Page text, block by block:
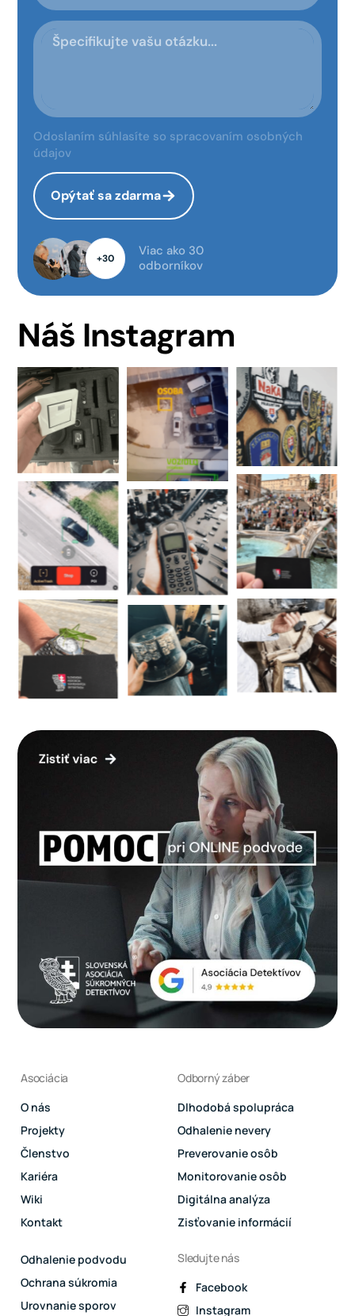
Odoslaním súhlasíte so spracovaním osobných
údajov
Opýtať sa zdarma
+30
Viac ako 30
odborníkov
Náš Instagram
Asociácia
O nás
Projekty
Členstvo
Kariéra
Wiki
Kontakt
Odborný záber
Dlhodobá spolupráca
Odhalenie nevery
Preverovanie osôb
Monitorovanie osôb
Digitálna analýza
Zisťovanie informácií
Odhalenie podvodu
Ochrana súkromia
Urovnanie sporov
Sledujte nás
Facebook
Instagram